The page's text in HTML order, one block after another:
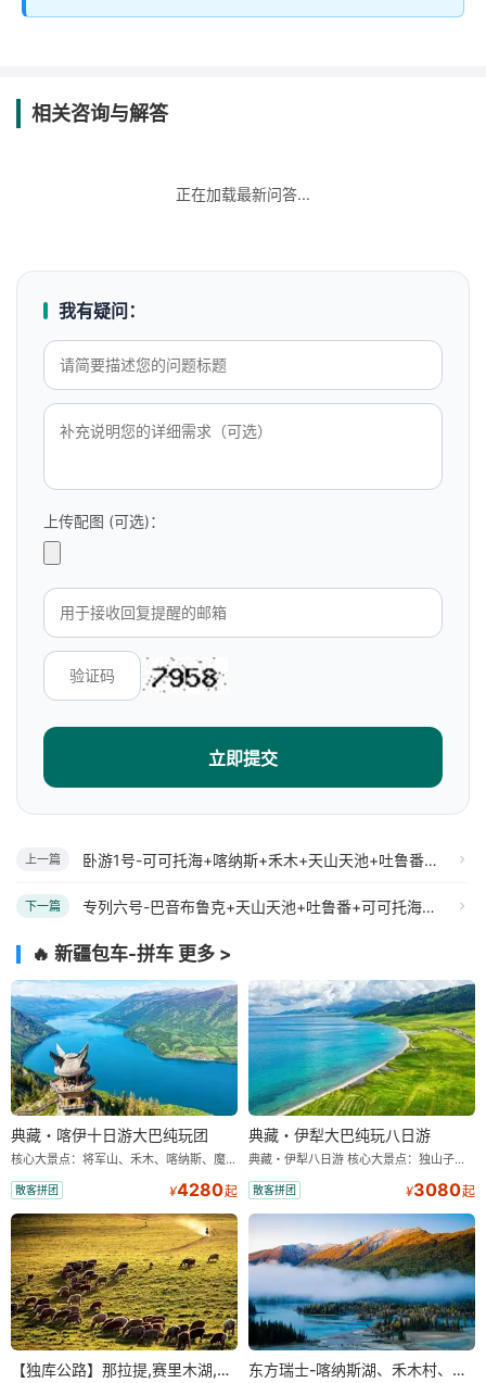
相关咨询与解答
正在加载最新问答...
我有疑问：
上传配图 (可选)：
立即提交
上一篇 卧游1号-可可托海+喀纳斯+禾木+天山天池+吐鲁番+野马国际（双卧）八日游
下一篇 专列六号-巴音布鲁克+天山天池+吐鲁番+可可托海+喀纳斯+禾木+那拉提+赛里木湖+霍尔果斯口岸+薰衣草园+环北疆十日游
🔥 新疆包车-拼车 更多 >
典藏・喀伊十日游大巴纯玩团
核心大景点：将军山、禾木、喀纳斯、魔鬼城、赛里木湖、库尔德宁、那拉提 「精选酒店」我们只想说此处无星似有星 (星级是国家标准) 10 天 9 晚，安排干净、卫生、舒适的经济型住宿 (双人标间)，不提供大床房。 「行程用车」根据报团人数大、小车车型切换，不指定。 10 人以上安排 2+1 大巴 (带导游)；10 人以下安排 7 座商务 (无导游) 大巴车一换、价格减一半，更舒适、真纯玩、0 购物、无套路 一样都不少！只要舒适、纯玩、零购物、超高性价比！“要啥自行车呢？” 各类体验性活动属于自费自愿，游客不提请求旅行社不安排！ 真的骑在名马背上 — 弗里斯兰・马背繁花 【独家项目世界名马 — 弗里斯兰 仅为我有】 在花海中漫步，与著名荷兰名马 — 弗里斯兰留影 免费赠送 20 秒左右带剪辑视频
散客拼团 ¥4280起
典藏・伊犁大巴纯玩八日游
典藏・伊犁八日游 核心大景点：独山子大峡谷、赛里木湖、夏塔、库尔德宁、那拉提 「精选酒店」我们只想说此处无星似有星 (星级是国家标准) 8 天 7 晚，安排干净、卫生、舒适的经济型住宿 (双人标间)，不提供大床房。 「行程用车」根据报团人数大、小车车型切换，不指定。 10 人以上安排 2+1 大巴 (带导游)；10 人以下安排 7 座商务 (无导游) 大巴车一换、价格减一半，更舒适、真纯玩、0 购物、无套路 一样都不少！只要舒适、纯玩、零购物、超高性价比！“要啥自行车呢？” 各类体验性活动属于自费自愿，游客不提请求旅行社不安排！ 真的骑在名马背上 — 弗里斯兰・马背繁花 【独家项目世界名马 — 弗里斯兰 仅为我有】 在花海中漫步，与著名荷兰名马 — 弗里斯兰留影 免费赠送 20 秒左右带剪辑视频
散客拼团 ¥3080起
【独库公路】那拉提,赛里木湖,口岸,薰衣草单卧单动四日游 东方瑞士-喀纳斯湖、禾木村、五彩滩、世界魔鬼城汽车四日游